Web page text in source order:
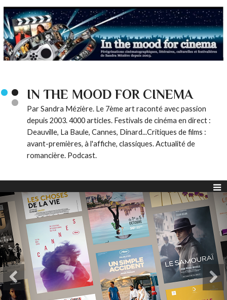
IN THE MOOD FOR CINEMA
Par Sandra Mézière. Le 7ème art raconté avec passion
depuis 2003. 4000 articles. Festivals de cinéma en direct :
Deauville, La Baule, Cannes, Dinard...Critiques de films :
avant-premières, à l'affiche, classiques. Actualité de
romancière. Podcast.